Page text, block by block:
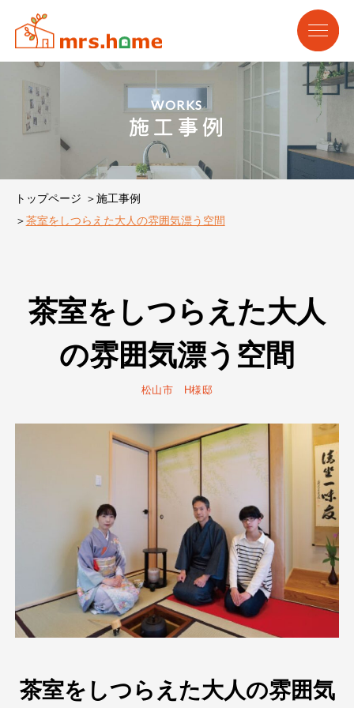
WORKS
施工事例
トップページ
施工事例
茶室をしつらえた大人の雰囲気漂う空間
茶室をしつらえた大人
の雰囲気漂う空間
松山市 H様邸
茶室をしつらえた大人の雰囲気